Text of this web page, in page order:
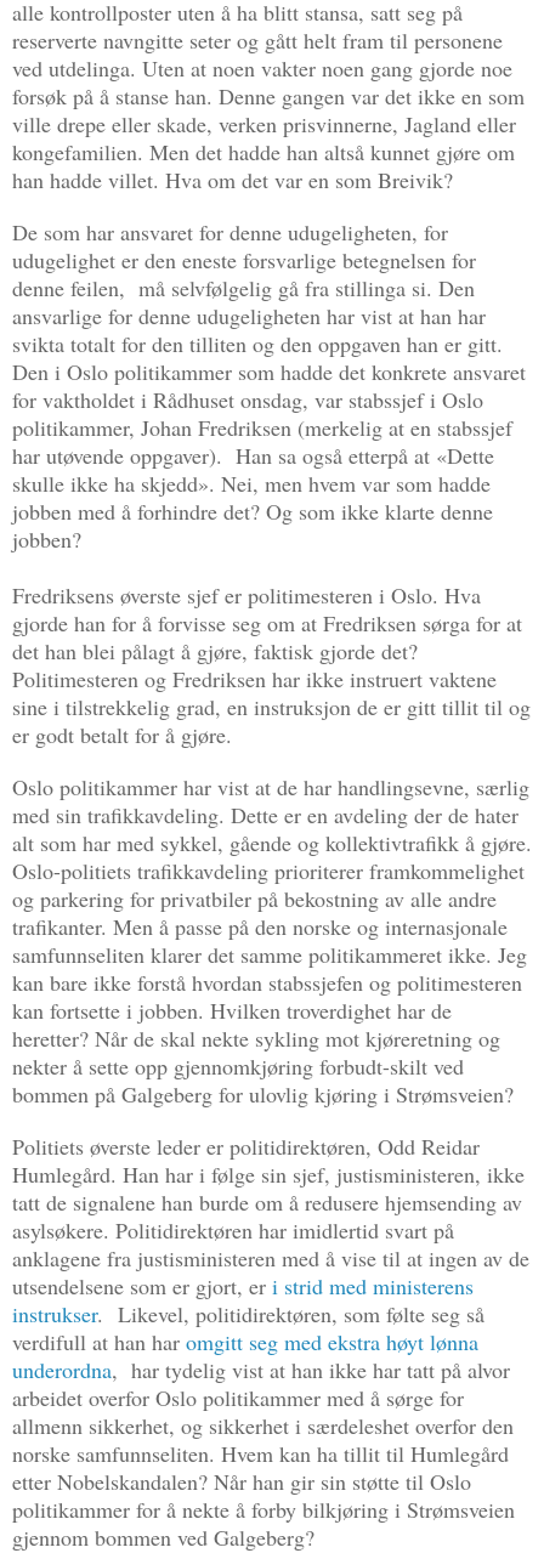
alle kontrollposter uten å ha blitt stansa, satt seg på
reserverte navngitte seter og gått helt fram til personene
ved utdelinga. Uten at noen vakter noen gang gjorde noe
forsøk på å stanse han. Denne gangen var det ikke en som
ville drepe eller skade, verken prisvinnerne, Jagland eller
kongefamilien. Men det hadde han altså kunnet gjøre om
han hadde villet. Hva om det var en som Breivik?
De som har ansvaret for denne udugeligheten, for
udugelighet er den eneste forsvarlige betegnelsen for
denne feilen, må selvfølgelig gå fra stillinga si. Den
ansvarlige for denne udugeligheten har vist at han har
svikta totalt for den tilliten og den oppgaven han er gitt.
Den i Oslo politikammer som hadde det konkrete ansvaret
for vaktholdet i Rådhuset onsdag, var stabssjef i Oslo
politikammer, Johan Fredriksen (merkelig at en stabssjef
har utøvende oppgaver). Han sa også etterpå at «Dette
skulle ikke ha skjedd». Nei, men hvem var som hadde
jobben med å forhindre det? Og som ikke klarte denne
jobben?
Fredriksens øverste sjef er politimesteren i Oslo. Hva
gjorde han for å forvisse seg om at Fredriksen sørga for at
det han blei pålagt å gjøre, faktisk gjorde det?
Politimesteren og Fredriksen har ikke instruert vaktene
sine i tilstrekkelig grad, en instruksjon de er gitt tillit til og
er godt betalt for å gjøre.
Oslo politikammer har vist at de har handlingsevne, særlig
med sin trafikkavdeling. Dette er en avdeling der de hater
alt som har med sykkel, gående og kollektivtrafikk å gjøre.
Oslo-politiets trafikkavdeling prioriterer framkommelighet
og parkering for privatbiler på bekostning av alle andre
trafikanter. Men å passe på den norske og internasjonale
samfunnseliten klarer det samme politikammeret ikke. Jeg
kan bare ikke forstå hvordan stabssjefen og politimesteren
kan fortsette i jobben. Hvilken troverdighet har de
heretter? Når de skal nekte sykling mot kjøreretning og
nekter å sette opp gjennomkjøring forbudt-skilt ved
bommen på Galgeberg for ulovlig kjøring i Strømsveien?
Politiets øverste leder er politidirektøren, Odd Reidar
Humlegård. Han har i følge sin sjef, justisministeren, ikke
tatt de signalene han burde om å redusere hjemsending av
asylsøkere. Politidirektøren har imidlertid svart på
anklagene fra justisministeren med å vise til at ingen av de
utsendelsene som er gjort, er i strid med ministerens
instrukser. Likevel, politidirektøren, som følte seg så
verdifull at han har omgitt seg med ekstra høyt lønna
underordna, har tydelig vist at han ikke har tatt på alvor
arbeidet overfor Oslo politikammer med å sørge for
allmenn sikkerhet, og sikkerhet i særdeleshet overfor den
norske samfunnseliten. Hvem kan ha tillit til Humlegård
etter Nobelskandalen? Når han gir sin støtte til Oslo
politikammer for å nekte å forby bilkjøring i Strømsveien
gjennom bommen ved Galgeberg?